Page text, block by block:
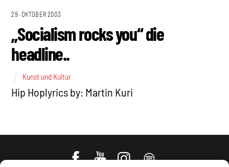
29. OKTOBER 2003
„Socialism rocks you“ die
headline..
Kunst und Kultur
Hip Hoplyrics by: Martin Kuri